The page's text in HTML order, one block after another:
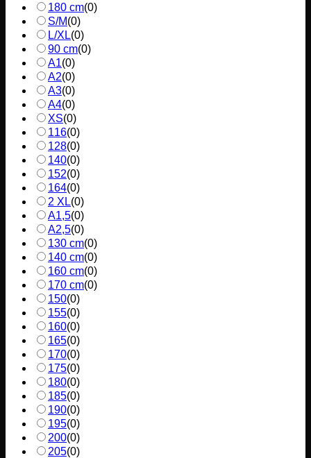
180 cm(0)
S/M(0)
L/XL(0)
90 cm(0)
A1(0)
A2(0)
A3(0)
A4(0)
XS(0)
116(0)
128(0)
140(0)
152(0)
164(0)
2 XL(0)
A1,5(0)
A2,5(0)
130 cm(0)
140 cm(0)
160 cm(0)
170 cm(0)
150(0)
155(0)
160(0)
165(0)
170(0)
175(0)
180(0)
185(0)
190(0)
195(0)
200(0)
205(0)